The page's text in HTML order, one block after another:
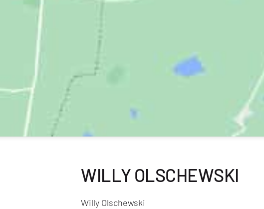
WILLY OLSCHEWSKI
Willy Olschewski